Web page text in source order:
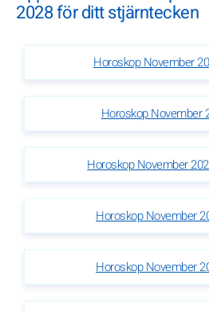
2028 för ditt stjärntecken
Horoskop November
Horoskop November
Horoskop November
Horoskop November
Horoskop November